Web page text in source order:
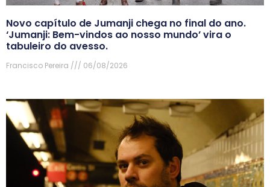
Novo capítulo de Jumanji chega no final do ano.
‘Jumanji: Bem-vindos ao nosso mundo’ vira o
tabuleiro do avesso.
Francisco Pereira 06/08/2026